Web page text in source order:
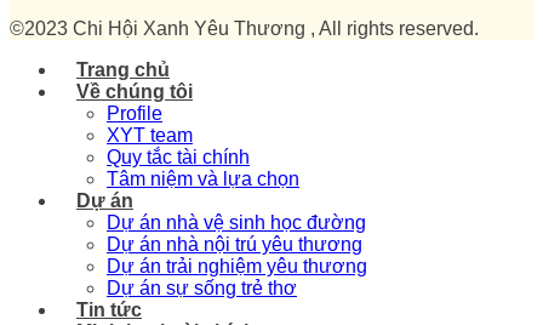
©2023 Chi Hội Xanh Yêu Thương , All rights reserved.
Trang chủ
Về chúng tôi
Profile
XYT team
Quy tắc tài chính
Tâm niệm và lựa chọn
Dự án
Dự án nhà vệ sinh học đường
Dự án nhà nội trú yêu thương
Dự án trải nghiệm yêu thương
Dự án sự sống trẻ thơ
Tin tức